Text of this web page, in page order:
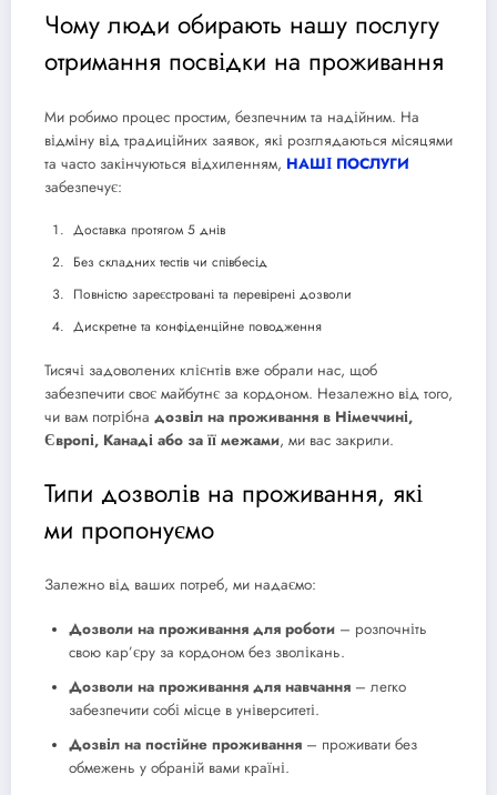
Чому люди обирають нашу послугу
отримання посвідки на проживання
Ми робимо процес простим, безпечним та надійним. На
відміну від традиційних заявок, які розглядаються місяцями
та часто закінчуються відхиленням, НАШІ ПОСЛУГИ
забезпечує:
Доставка протягом 5 днів
Без складних тестів чи співбесід
Повністю зареєстровані та перевірені дозволи
Дискретне та конфіденційне поводження
Тисячі задоволених клієнтів вже обрали нас, щоб
забезпечити своє майбутнє за кордоном. Незалежно від того,
чи вам потрібна дозвіл на проживання в Німеччині,
Європі, Канаді або за її межами, ми вас закрили.
Типи дозволів на проживання, які
ми пропонуємо
Залежно від ваших потреб, ми надаємо:
Дозволи на проживання для роботи – розпочніть
свою кар’єру за кордоном без зволікань.
Дозволи на проживання для навчання – легко
забезпечити собі місце в університеті.
Дозвіл на постійне проживання – проживати без
обмежень у обраній вами країні.